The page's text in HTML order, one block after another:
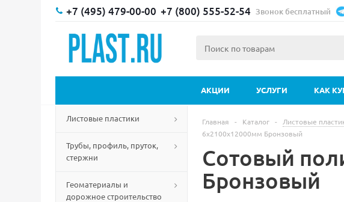
+7 (495) 479-00-00 +7 (800) 555-52-54 Звонок бесплатный
АКЦИИ УСЛУГИ КАК
Листовые пластики
Трубы, профиль, пруток,
стержни
Геоматериалы и
дорожное строительство
Главная - Каталог - Листовые
6х2100х12000мм Бронзовый
Сотовый
Бронзовый